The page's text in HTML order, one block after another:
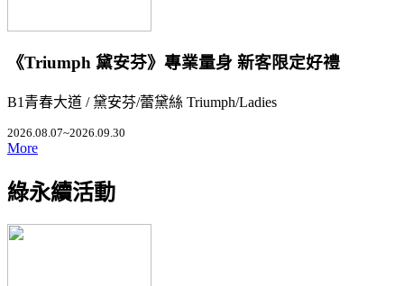
《Triumph 黛安芬》專業量身 新客限定好禮
B1青春大道 / 黛安芬/蕾黛絲 Triumph/Ladies
2026.08.07~2026.09.30
More
綠永續活動